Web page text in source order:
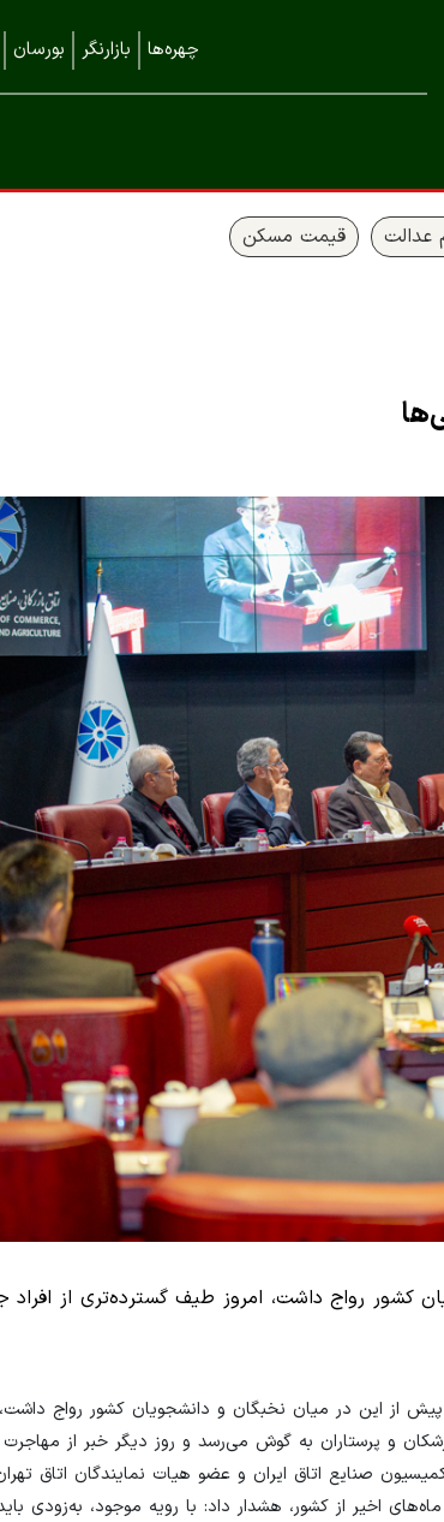
چهره‌ها بازارنگر بورسان
عدالت قیمت مسکن
رواج داشت، امروز طیف گسترده‌تری از افراد
از این در میان نخبگان و دانشجویان کشور رواج
و پرستاران به گوش می‌رسد و روز دیگر خبر از مهاجرت
صنایع اتاق ایران و عضو هیات نمایندگان اتاق
اخیر از کشور، هشدار داد: با رویه موجود، به‌زودی